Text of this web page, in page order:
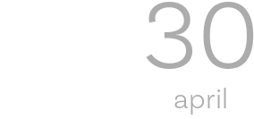
30
april